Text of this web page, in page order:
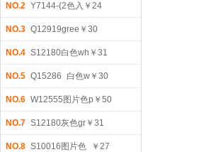
NO.2 Y7144-(2色入￥24
NO.3 Q12919gree￥30
NO.4 S12180白色wh￥31
NO.5 Q15286 白色w￥30
NO.6 W12555图片色p￥50
NO.7 S12180灰色gr￥31
NO.8 S10016图片色 ￥27